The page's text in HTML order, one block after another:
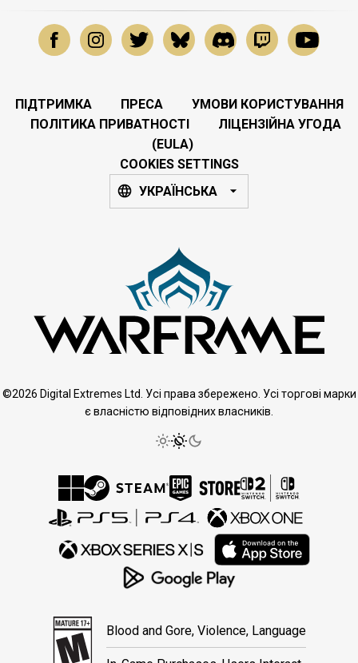
ПІДТРИМКА ПРЕСА
УМОВИ КОРИСТУВАННЯ
ПОЛІТИКА ПРИВАТНОСТІ
ЛІЦЕНЗІЙНА УГОДА
(EULA)
COOKIES SETTINGS
УКРАЇНСЬКА
©2026 Digital Extremes Ltd. Усі права збережено. Усі торгові марки
є власністю відповідних власників.
Blood and Gore, Violence, Language